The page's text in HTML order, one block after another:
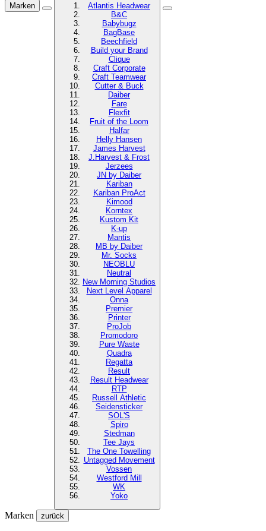
Marken
Atlantis Headwear
B&C
Babybugz
BagBase
Beechfield
Build your Brand
Clique
Craft Corporate
Craft Teamwear
Cutter & Buck
Daiber
Fare
Flexfit
Fruit of the Loom
Halfar
Helly Hansen
James Harvest
J.Harvest & Frost
Jerzees
JN by Daiber
Kariban
Kariban ProAct
Kimood
Korntex
Kustom Kit
K-up
Mantis
MB by Daiber
Mr. Socks
NEOBLU
Neutral
New Morning Studios
Next Level Apparel
Onna
Premier
Printer
ProJob
Promodoro
Pure Waste
Quadra
Regatta
Result
Result Headwear
RTP
Russell Athletic
Seidensticker
SOL'S
Spiro
Stedman
Tee Jays
The One Towelling
Untagged Movement
Vossen
Westford Mill
WK
Yoko
Marken zurück